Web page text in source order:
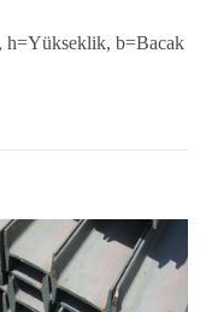
b=Bacak